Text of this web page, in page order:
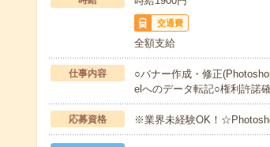
交通費
全額支給
仕事内容
○バナー作成・修正
elへのデータ転記○権利許諾
応募資格 ※業界未経験OK！